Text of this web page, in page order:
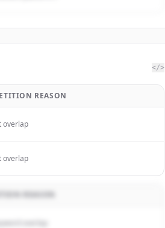
</>
REASON
overlap
overlap
REASON
overlap